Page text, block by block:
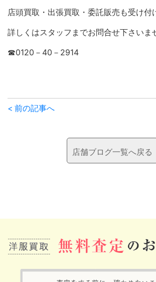
店頭買取・出張買取・委託販売も受け付
詳しくはスタッフまでお問合せ下さいま
☎0120－40－2914
前
の
リ
ン
< 前の記事へ
店舗ブログ一覧へ戻る